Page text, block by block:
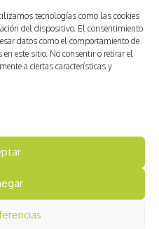
tecnologías como las cookies
del dispositivo. El consentimiento
datos como el comportamiento de
este sitio. No consentir o retirar el
a ciertas características y